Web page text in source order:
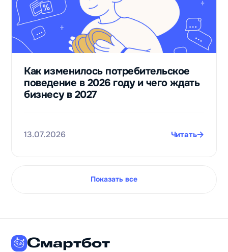
Как изменилось потребительское
поведение в 2026 году и чего ждать
бизнесу в 2027
13.07.2026 Читать
Показать все
Смартбот